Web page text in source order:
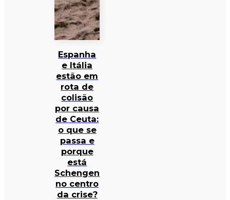
Espanha
e Itália
estão em
rota de
colisão
por causa
de Ceuta:
o que se
passa e
porque
está
Schengen
no centro
da crise?